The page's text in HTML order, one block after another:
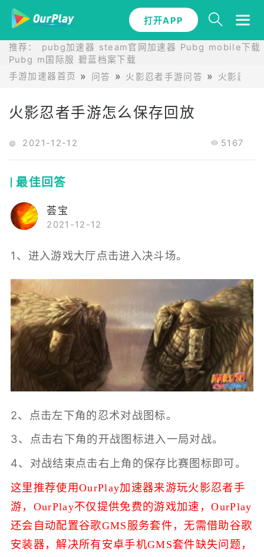
打开APP
推荐： pubg加速器 steam官网加速器 Pubg mobile下载
Pubg m国际服 碧蓝档案下载
手游加速器首页
问答 火影忍者手游问答 火影忍者
火影忍者手游怎么保存回放
2021-12-12 5167
最佳回答
荟宝
2021-12-12
1、进入游戏大厅点击进入决斗场。
2、点击左下角的忍术对战图标。
3、点击右下角的开战图标进入一局对战。
4、对战结束点击右上角的保存比赛图标即可。
这里推荐使用OurPlay加速器来游玩火影忍者手
游， OurPlay不仅提供免费的游戏加速，OurPlay
还会自动配置谷歌GMS服务套件，无需借助谷歌
安装器，解决所有安卓手机GMS套件缺失问题，